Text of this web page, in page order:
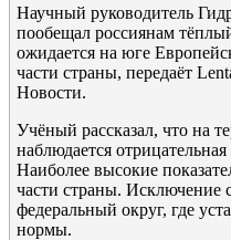
Научный руководитель
пообещал россиянам
ожидается на юге
части страны, передаёт
Новости.
Учёный рассказал, что на
наблюдается
Наиболее высокие
части страны. Исключение
федеральный округ, где
нормы.